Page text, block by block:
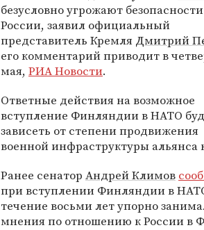
безусловно угрожают безопасности
России, заявил официальный
представитель Кремля Дмитрий
его комментарий приводит в
мая, РИА Новости.
Ответные действия на возможное
вступление Финляндии в НАТО
зависеть от степени продвижения
военной инфраструктуры альянса
Ранее сенатор Андрей Климов
при вступлении Финляндии в
течение восьми лет упорно
мнения по отношению к России в